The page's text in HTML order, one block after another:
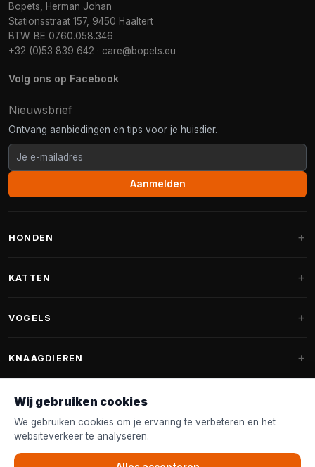
Bopets, Herman Johan
Stationsstraat 157, 9450 Haaltert
BTW: BE 0760.058.346
+32 (0)53 839 642 · care@bopets.eu
Volg ons op Facebook
Nieuwsbrief
Ontvang aanbiedingen en tips voor je huisdier.
Aanmelden
HONDEN
Fantail hondenmanden
Hondenspeelgoed
Halsband & Lijn
Shampoo & Verzorging
KATTEN
Krabpalen voor Maine Coon
Kattenmanden
VOGELS
Vogelvoer binnenvogels
Voederhuisjes
Nestkastjes & Nesting
Tuinvogelvoer
KNAAGDIEREN
Knaagdierenvoer
Accessoires
KLANTENSERVICE
Wij gebruiken cookies
We gebruiken cookies om je ervaring te verbeteren en het
websiteverkeer te analyseren.